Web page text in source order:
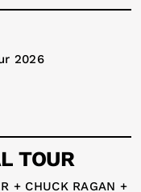
2026
TOUR
+ CHUCK RAGAN +